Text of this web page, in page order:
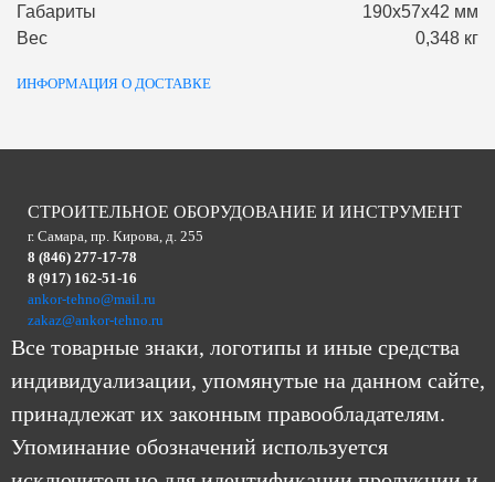
Габариты
190х57х42 мм
Вес
0,348 кг
ИНФОРМАЦИЯ О ДОСТАВКЕ
СТРОИТЕЛЬНОЕ ОБОРУДОВАНИЕ И ИНСТРУМЕНТ
г. Самара, пр. Кирова, д. 255
8 (846) 277-17-78
8 (917) 162-51-16
ankor-tehno@mail.ru
zakaz@ankor-tehno.ru
Все товарные знаки, логотипы и иные средства
индивидуализации, упомянутые на данном сайте,
принадлежат их законным правообладателям.
Упоминание обозначений используется